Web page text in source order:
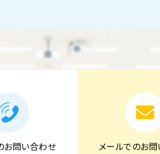
お問い合わせ
メールでのお